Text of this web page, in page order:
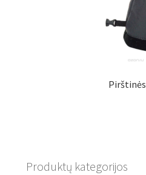
Pirštinės
Produktų kategorijos